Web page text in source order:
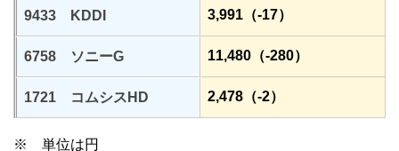
9433 KDDI 3,991（-17）
6758 ソニーG 11,480（-280）
1721 コムシスHD 2,478（-2）
※ 単位は円